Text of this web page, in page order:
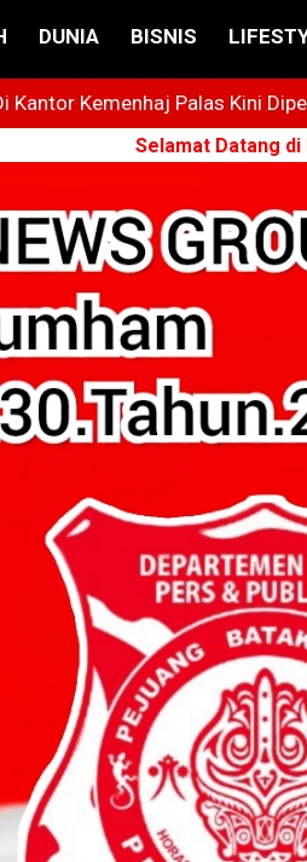
DUNIA BISNIS
Kantor Kemenhaj Palas Kini
Selamat Datang di